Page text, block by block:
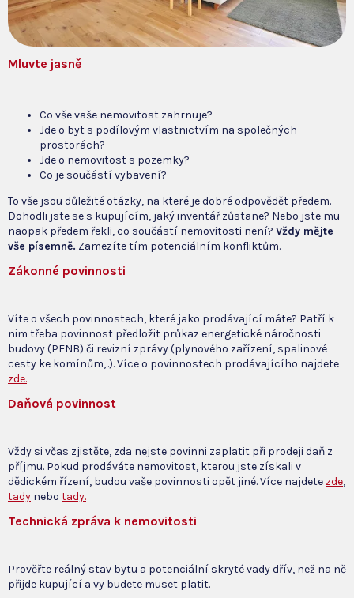
Mluvte jasně
Co vše vaše nemovitost zahrnuje?
Jde o byt s podílovým vlastnictvím na společných
prostorách?
Jde o nemovitost s pozemky?
Co je součástí vybavení?
To vše jsou důležité otázky, na které je dobré odpovědět předem.
Dohodli jste se s kupujícím, jaký inventář zůstane? Nebo jste mu
naopak předem řekli, co součástí nemovitosti není? Vždy mějte
vše písemně. Zamezíte tím potenciálním konfliktům.
Zákonné povinnosti
Víte o všech povinnostech, které jako prodávající máte? Patří k
nim třeba povinnost předložit průkaz energetické náročnosti
budovy (PENB) či revizní zprávy (plynového zařízení, spalinové
cesty ke komínům,..). Více o povinnostech prodávajícího najdete
zde.
Daňová povinnost
Vždy si včas zjistěte, zda nejste povinni zaplatit při prodeji daň z
příjmu. Pokud prodáváte nemovitost, kterou jste získali v
dědickém řízení, budou vaše povinnosti opět jiné. Více najdete zde,
tady nebo tady.
Technická zpráva k nemovitosti
Prověřte reálný stav bytu a potenciální skryté vady dřív, než na ně
přijde kupující a vy budete muset platit.